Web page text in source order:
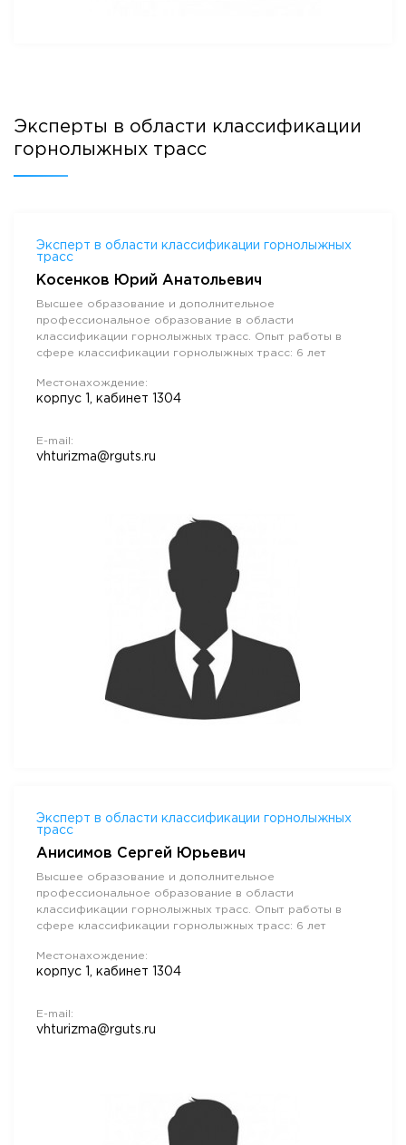
Эксперты в области классификации
горнолыжных трасс
Эксперт в области классификации горнолыжных
трасс
Косенков Юрий Анатольевич
Высшее образование и дополнительное
профессиональное образование в области
классификации горнолыжных трасс. Опыт работы в
сфере классификации горнолыжных трасс: 6 лет
Местонахождение:
корпус 1, кабинет 1304
E-mail:
vhturizma@rguts.ru
Эксперт в области классификации горнолыжных
трасс
Анисимов Сергей Юрьевич
Высшее образование и дополнительное
профессиональное образование в области
классификации горнолыжных трасс. Опыт работы в
сфере классификации горнолыжных трасс: 6 лет
Местонахождение:
корпус 1, кабинет 1304
E-mail:
vhturizma@rguts.ru